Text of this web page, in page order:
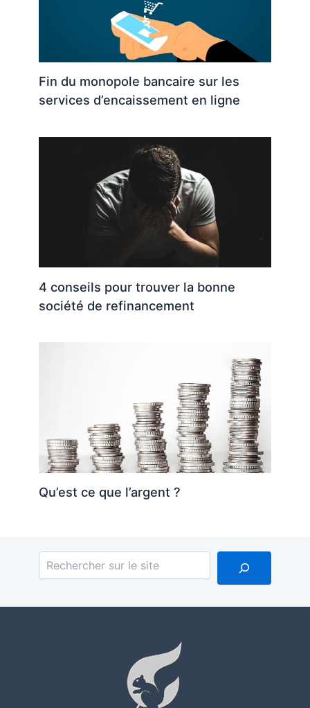
Fin du monopole bancaire sur les
services d’encaissement en ligne
4 conseils pour trouver la bonne
société de refinancement
Qu’est ce que l’argent ?